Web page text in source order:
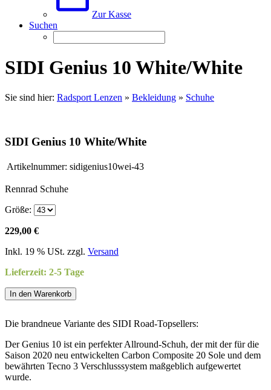
Zur Kasse
Suchen
SIDI Genius 10 White/White
Sie sind hier: Radsport Lenzen » Bekleidung » Schuhe
SIDI Genius 10 White/White
Artikelnummer: sidigenius10wei-43
Rennrad Schuhe
Größe:
229,00 €
Inkl. 19 % USt. zzgl. Versand
Lieferzeit: 2-5 Tage
In den Warenkorb
Die brandneue Variante des SIDI Road-Topsellers:
Der Genius 10 ist ein perfekter Allround-Schuh, der mit der für die
Saison 2020 neu entwickelten Carbon Composite 20 Sole und dem
bewährten Tecno 3 Verschlusssystem maßgeblich aufgewertet
wurde.